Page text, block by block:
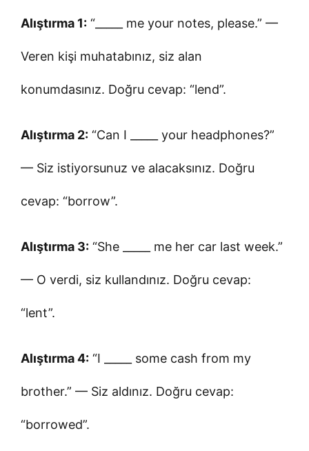
Alıştırma 1: “_____ me your notes, please.” —
Veren kişi muhatabınız, siz alan
konumdasınız. Doğru cevap: “lend”.
Alıştırma 2: “Can I _____ your headphones?”
— Siz istiyorsunuz ve alacaksınız. Doğru
cevap: “borrow”.
Alıştırma 3: “She _____ me her car last week.”
— O verdi, siz kullandınız. Doğru cevap:
“lent”.
Alıştırma 4: “I _____ some cash from my
brother.” — Siz aldınız. Doğru cevap:
“borrowed”.